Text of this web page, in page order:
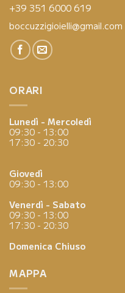
+39 351 6000 619
boccuzzigioielli@gmail.com
ORARI
Lunedì - Mercoledì
09:30 - 13:00
17:30 - 20:30
Giovedì
09:30 - 13:00
Venerdì - Sabato
09:30 - 13:00
17:30 - 20:30
Domenica Chiuso
MAPPA